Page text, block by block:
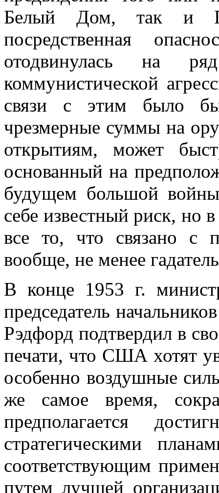
Белый Дом, так и
посредственная
отодвинулась на
коммунистической
связи с этим было бы
чрезмерные суммы на
открытиям, может
основанный на
будущем большой
себе известный риск, но
все то, что связано с
вообще, не менее
В конце 1953 г.
председатель
Рэдфорд подтвердил в
печати, что США хотят
особенно воздушные
же самое время,
предполагается
стратегическими
соответствующим
путем лучшей